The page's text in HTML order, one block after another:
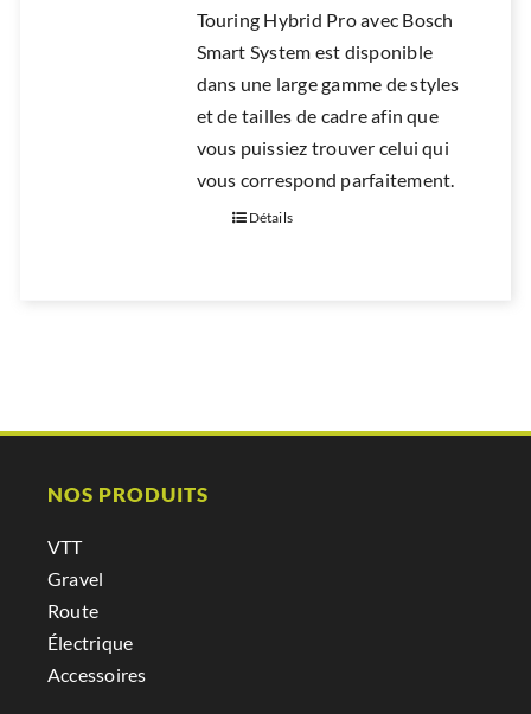
Touring Hybrid Pro avec Bosch
Smart System est disponible
dans une large gamme de styles
et de tailles de cadre afin que
vous puissiez trouver celui qui
vous correspond parfaitement.
Détails
NOS PRODUITS
VTT
Gravel
Route
Électrique
Accessoires